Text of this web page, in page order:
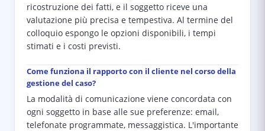
ricostruzione dei fatti, e il soggetto riceve una
valutazione più precisa e tempestiva. Al termine del
colloquio espongo le opzioni disponibili, i tempi
stimati e i costi previsti.
Come funziona il rapporto con il cliente nel corso della
gestione del caso?
La modalità di comunicazione viene concordata con
ogni soggetto in base alle sue preferenze: email,
telefonate programmate, messaggistica. L'importante